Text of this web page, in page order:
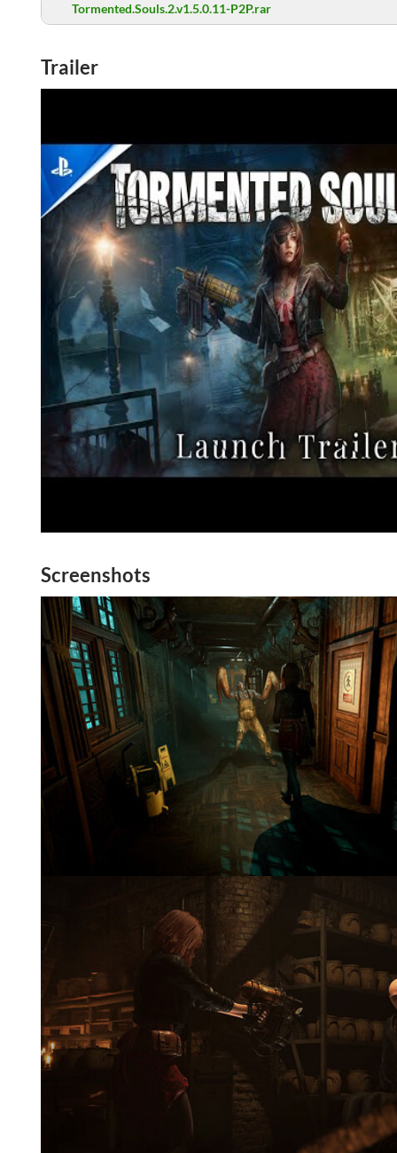
Tormented.Souls.2.v1.5.0.11-P2P.rar
Trailer
Screenshots